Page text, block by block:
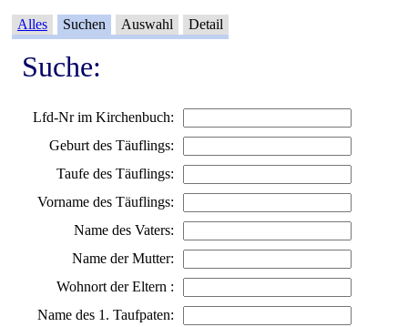
Alles Suchen Auswahl Detail
Suche:
Lfd-Nr im Kirchenbuch:
Geburt des Täuflings:
Taufe des Täuflings:
Vorname des Täuflings:
Name des Vaters:
Name der Mutter:
Wohnort der Eltern :
Name des 1. Taufpaten: